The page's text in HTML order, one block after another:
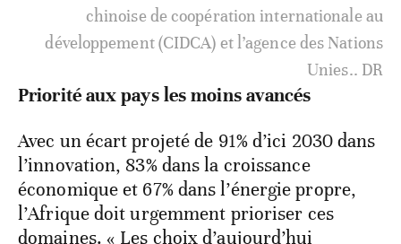
chinoise de coopération internationale au
développement (CIDCA) et l’agence des Nations
Unies.. DR
Priorité aux pays les moins avancés
Avec un écart projeté de 91% d’ici 2030 dans
l’innovation, 83% dans la croissance
économique et 67% dans l’énergie propre,
l’Afrique doit urgemment prioriser ces
domaines. « Les choix d’aujourd’hui